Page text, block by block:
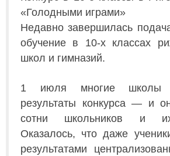
«Голодными играми»
Недавно завершилась
обучение в 10-х классах
школ и гимназий.
1 июля многие школы
результаты конкурса — и
сотни школьников и
Оказалось, что даже
результатами